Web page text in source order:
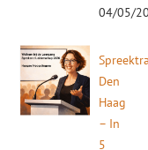
04/05/
Den
Haag
– In
5